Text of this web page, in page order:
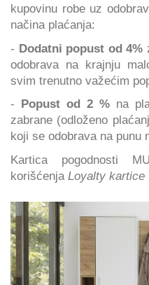
kupovinu robe uz
načina plaćanja:
- Dodatni popust od 4%
odobrava na krajnju
svim trenutno važećim
-
Popust od 2 % na
zabrane (odloženo
koji se odobrava na punu
Kartica pogodnosti
korišćenja Loyalty kartice